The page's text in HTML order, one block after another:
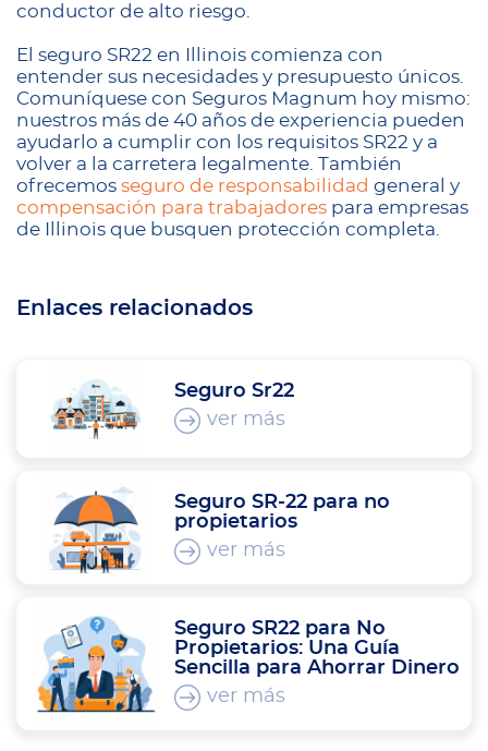
conductor de alto riesgo.
El seguro SR22 en Illinois comienza con
entender sus necesidades y presupuesto únicos.
Comuníquese con Seguros Magnum hoy mismo:
nuestros más de 40 años de experiencia pueden
ayudarlo a cumplir con los requisitos SR22 y a
volver a la carretera legalmente. También
ofrecemos seguro de responsabilidad general y
compensación para trabajadores para empresas
de Illinois que busquen protección completa.
Enlaces relacionados
Seguro Sr22
ver más
Seguro SR-22 para no
propietarios
ver más
Seguro SR22 para No
Propietarios: Una Guía
Sencilla para Ahorrar Dinero
ver más